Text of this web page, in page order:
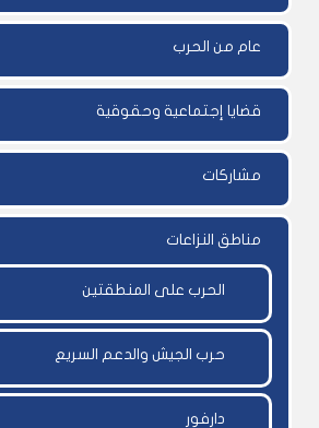
عام من الحرب
قضايا إجتماعية وحقوقية
مشاركات
مناطق النزاعات
الحرب على المنطقتين
حرب الجيش والدعم السريع
دارفور